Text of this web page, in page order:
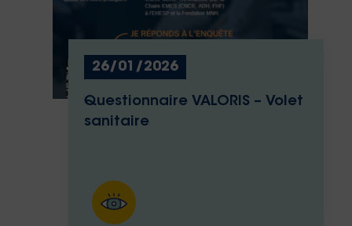
26/01/2026
Questionnaire VALORIS – Volet
sanitaire